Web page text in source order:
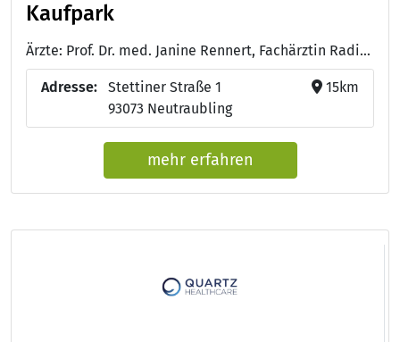
Kaufpark
Ärzte: Prof. Dr. med. Janine Rennert, Fachärztin Radiologie mit Schwerpunkt Neuroradiologie und Zertifizierungen für Kardiovaskuläre Radiologie, mpMR-Prostatographhie und Muskuloskelettale Radiologie
Adresse:
Stettiner Straße 1
93073 Neutraubling
15km
mehr erfahren